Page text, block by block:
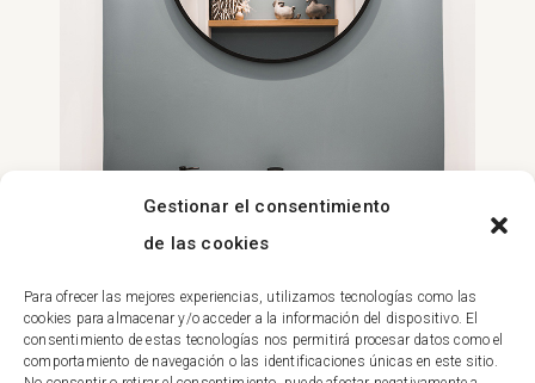
Gestionar el consentimiento
de las cookies
Para ofrecer las mejores experiencias, utilizamos tecnologías como las
cookies para almacenar y/o acceder a la información del dispositivo. El
consentimiento de estas tecnologías nos permitirá procesar datos como el
comportamiento de navegación o las identificaciones únicas en este sitio.
Volver a Proyectos